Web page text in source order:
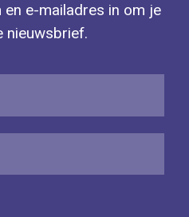
en e-mailadres in om je
nieuwsbrief.